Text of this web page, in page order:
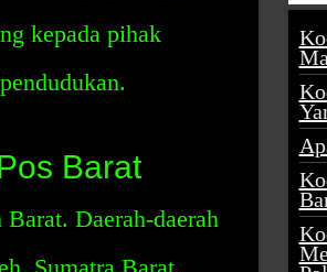
kepada pihak
Barat
Daerah-daerah